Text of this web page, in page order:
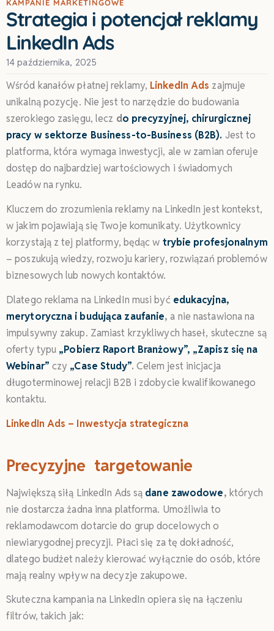
KAMPANIE MARKETINGOWE
Strategia i potencjał reklamy
LinkedIn Ads
14 października, 2025
Wśród kanałów płatnej reklamy, LinkedIn Ads zajmuje
unikalną pozycję. Nie jest to narzędzie do budowania
szerokiego zasięgu, lecz do precyzyjnej, chirurgicznej
pracy w sektorze Business-to-Business (B2B). Jest to
platforma, która wymaga inwestycji, ale w zamian oferuje
dostęp do najbardziej wartościowych i świadomych
Leadów na rynku.
Kluczem do zrozumienia reklamy na LinkedIn jest kontekst,
w jakim pojawiają się Twoje komunikaty. Użytkownicy
korzystają z tej platformy, będąc w trybie profesjonalnym
– poszukują wiedzy, rozwoju kariery, rozwiązań problemów
biznesowych lub nowych kontaktów.
Dlatego reklama na LinkedIn musi być edukacyjna,
merytoryczna i budująca zaufanie, a nie nastawiona na
impulsywny zakup. Zamiast krzykliwych haseł, skuteczne są
oferty typu „Pobierz Raport Branżowy”, „Zapisz się na
Webinar” czy „Case Study”. Celem jest inicjacja
długoterminowej relacji B2B i zdobycie kwalifikowanego
kontaktu.
LinkedIn Ads – Inwestycja strategiczna
Precyzyjne targetowanie
Największą siłą LinkedIn Ads są dane zawodowe, których
nie dostarcza żadna inna platforma. Umożliwia to
reklamodawcom dotarcie do grup docelowych o
niewiarygodnej precyzji. Płaci się za tę dokładność,
dlatego budżet należy kierować wyłącznie do osób, które
mają realny wpływ na decyzje zakupowe.
Skuteczna kampania na LinkedIn opiera się na łączeniu
filtrów, takich jak: